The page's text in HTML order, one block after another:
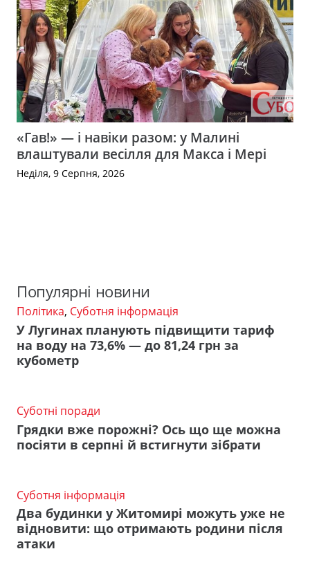
«Гав!» — і навіки разом: у Малині
влаштували весілля для Макса і Мері
Неділя, 9 Серпня, 2026
Популярні новини
Політика, Суботня інформація
У Лугинах планують підвищити тариф
на воду на 73,6% — до 81,24 грн за
кубометр
Суботні поради
Грядки вже порожні? Ось що ще можна
посіяти в серпні й встигнути зібрати
Суботня інформація
Два будинки у Житомирі можуть уже не
відновити: що отримають родини після
атаки